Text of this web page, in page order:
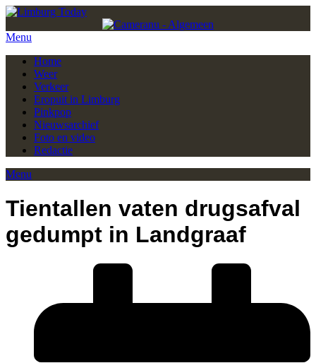
Menu
Home
Weer
Verkeer
Eropuit in Limburg
Pinkpop
Nieuwsarchief
Foto en video
Redactie
Menu
Tientallen vaten drugsafval
gedumpt in Landgraaf